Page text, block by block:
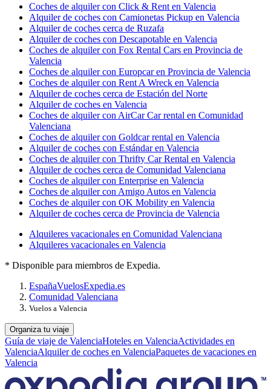
Coches de alquiler con Click & Rent en Valencia
Alquiler de coches con Camionetas Pickup en Valencia
Alquiler de coches cerca de Ruzafa
Alquiler de coches con Descapotable en Valencia
Coches de alquiler con Fox Rental Cars en Provincia de
Valencia
Coches de alquiler con Europcar en Provincia de Valencia
Coches de alquiler con Rent A Wreck en Valencia
Alquiler de coches cerca de Estación del Norte
Alquiler de coches en Valencia
Coches de alquiler con AirCar Car rental en Comunidad
Valenciana
Coches de alquiler con Goldcar rental en Valencia
Alquiler de coches con Estándar en Valencia
Coches de alquiler con Thrifty Car Rental en Valencia
Alquiler de coches cerca de Comunidad Valenciana
Coches de alquiler con Enterprise en Valencia
Coches de alquiler con Amigo Autos en Valencia
Coches de alquiler con OK Mobility en Valencia
Alquiler de coches cerca de Provincia de Valencia
Alquileres vacacionales en Comunidad Valenciana
Alquileres vacacionales en Valencia
* Disponible para miembros de Expedia.
EspañaVuelosExpedia.es
Comunidad Valenciana
Vuelos a Valencia
Organiza tu viaje
Guía de viaje de ValenciaHoteles en ValenciaActividades en
ValenciaAlquiler de coches en ValenciaPaquetes de vacaciones en
Valencia